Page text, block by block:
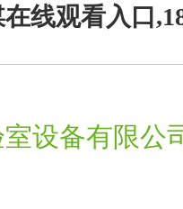
线观看入口
设备有限公